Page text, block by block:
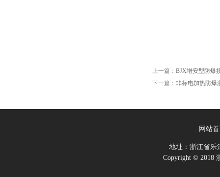
上一篇： BJX增安型防爆
下一篇： 非标电加热防爆
网站
地址：浙江省
Copyright © 2018